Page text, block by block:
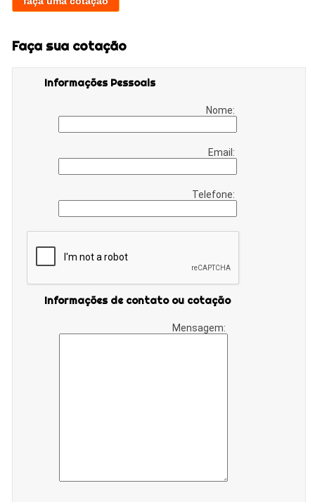
Faça sua cotação
Informações Pessoais
Nome:
Email:
Telefone:
Informações de contato ou cotação
Mensagem: